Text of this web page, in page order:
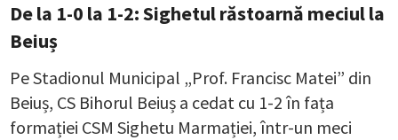
De la 1-0 la 1-2: Sighetul răstoarnă meciul la
Beiuș
Pe Stadionul Municipal „Prof. Francisc Matei” din
Beiuș, CS Bihorul Beiuș a cedat cu 1-2 în fața
formației CSM Sighetu Marmației, într-un meci